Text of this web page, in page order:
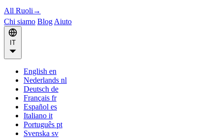
All Ruoli →
Chi siamo Blog Aiuto
English en
Nederlands nl
Deutsch de
Français fr
Español es
Italiano it
Português pt
Svenska sv